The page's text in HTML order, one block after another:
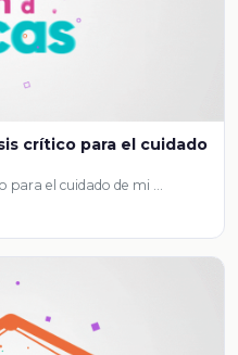
crítico para el cuidado
para el cuidado de mi …